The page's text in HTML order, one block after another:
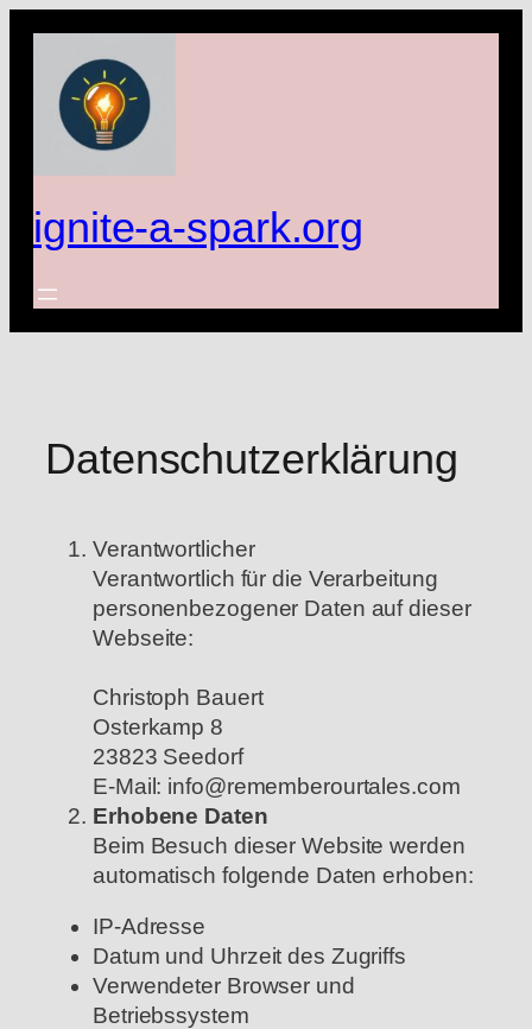
springen
ignite-a-spark.org
Datenschutzerklärung
Verantwortlicher
Verantwortlich für die Verarbeitung
personenbezogener Daten auf dieser
Webseite:
Christoph Bauert
Osterkamp 8
23823 Seedorf
E-Mail: info@rememberourtales.com
Erhobene Daten
Beim Besuch dieser Website werden
automatisch folgende Daten erhoben:
IP-Adresse
Datum und Uhrzeit des Zugriffs
Verwendeter Browser und
Betriebssystem